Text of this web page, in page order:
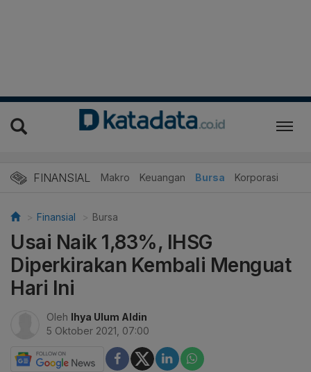
FINANSIAL Makro Keuangan Bursa Korporasi
Finansial Bursa
Usai Naik 1,83%, IHSG
Diperkirakan Kembali Menguat
Hari Ini
Oleh Ihya Ulum Aldin
5 Oktober 2021, 07:00